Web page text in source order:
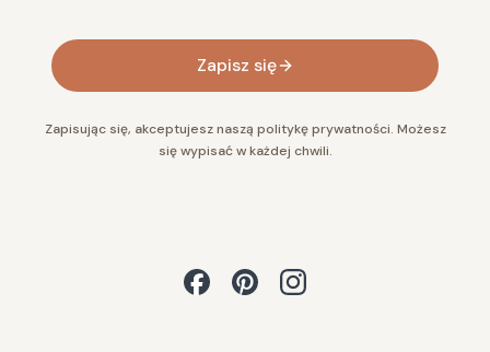
Zapisz się
Zapisując się, akceptujesz naszą politykę prywatności. Możesz
się wypisać w każdej chwili.